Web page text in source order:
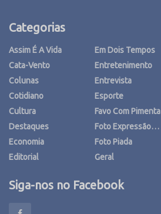
Categorias
Assim É A Vida
Cata-Vento
Colunas
Cotidiano
Cultura
Destaques
Economia
Editorial
Em Dois Tempos
Entretenimento
Entrevista
Esporte
Favo Com Pimenta
Foto Expressão…
Foto Piada
Geral
Siga-nos no Facebook